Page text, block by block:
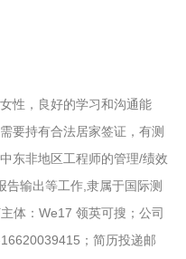
性，良好的学习和沟通能
要持有合法居家签证，有测
东非地区工程师的管理/绩效
输出等工作,隶属于国际测
体：We17 领英可搜；公司
；简历投递邮